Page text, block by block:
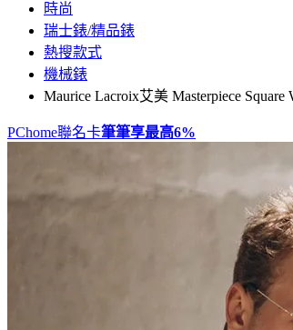
時尚
瑞士錶/精品錶
熱搜款式
機械錶
Maurice Lacroix艾美 Masterpiece
PChome聯名卡筆筆享最高6%